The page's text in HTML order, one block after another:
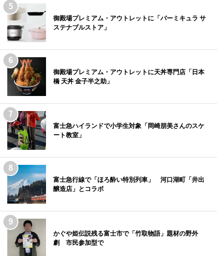
御殿場プレミアム・アウトレットに「バーミキュラ サ
ステナブルストア」
御殿場プレミアム・アウトレットに天丼専門店「日本
橋 天丼 金子半之助」
富士急ハイランドで小学生対象「岡崎朋美さんのスケ
ート教室」
富士急行線で「ほろ酔い特別列車」 河口湖町「井出
醸造店」とコラボ
かぐや姫伝説残る富士市で「竹取物語」題材の野外
劇 市民参加型で